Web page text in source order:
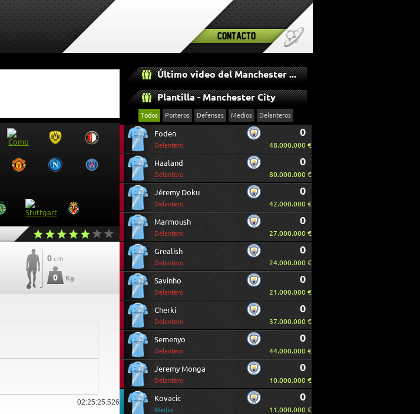
Contacto
0 cm
0 Kg
02:25:25.526
Último video del Manchester City
Plantilla - Manchester City
Todos Porteros Defensas Medios Delanteros
Foden
Delantero
0
48.000.000 €
Haaland
Delantero
0
80.000.000 €
Jéremy Doku
Delantero
0
42.000.000 €
Marmoush
Delantero
0
27.000.000 €
Grealish
Delantero
0
24.000.000 €
Savinho
Delantero
0
21.000.000 €
Cherki
Delantero
0
37.000.000 €
Semenyo
Delantero
0
44.000.000 €
Jeremy Monga
Delantero
0
10.000.000 €
Kovacic
Medio
0
11.000.000 €